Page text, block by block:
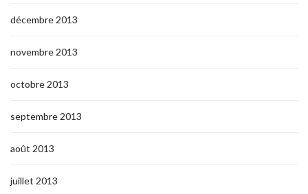
décembre 2013
novembre 2013
octobre 2013
septembre 2013
août 2013
juillet 2013